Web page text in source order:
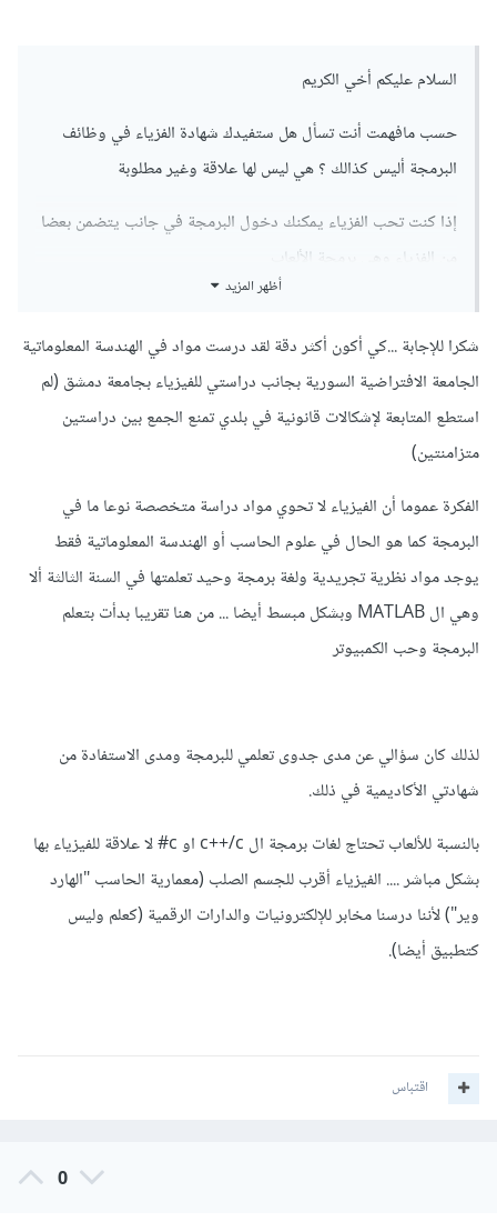
بالتوفيق،،،
السلام عليكم أخي الكريم
حسب مافهمت أنت تسأل هل ستفيدك شهادة الفزياء في وظائف
البرمجة أليس كذالك ؟ هي ليس لها علاقة وغير مطلوبة
إذا كنت تحب الفزياء يمكنك دخول البرمجة في جانب يتضمن بعضا
من الفزياء وهي برمجة الألعاب
أظهر المزيد
شكرا للإجابة ...كي أكون أكثر دقة لقد درست مواد في الهندسة المعلوماتية
الجامعة الافتراضية السورية بجانب دراستي للفيزياء بجامعة دمشق (لم
استطع المتابعة لإشكالات قانونية في بلدي تمنع الجمع بين دراستين
متزامنتين)
الفكرة عموما أن الفيزياء لا تحوي مواد دراسة متخصصة نوعا ما في
البرمجة كما هو الحال في علوم الحاسب أو الهندسة المعلوماتية فقط
يوجد مواد نظرية تجريدية ولغة برمجة وحيد تعلمتها في السنة الثالثة ألا
وهي ال MATLAB وبشكل مبسط أيضا ... من هنا تقريبا بدأت بتعلم
البرمجة وحب الكمبيوتر
لذلك كان سؤالي عن مدى جدوى تعلمي للبرمجة ومدى الاستفادة من
شهادتي الأكاديمية في ذلك.
بالنسبة للألعاب تحتاج لغات برمجة ال c++/c او c# لا علاقة للفيزياء بها
بشكل مباشر .... الفيزياء أقرب للجسم الصلب (معمارية الحاسب "الهارد
وير") لأننا درسنا مخابر للإلكترونيات والدارات الرقمية (كعلم وليس
كتطبيق أيضا).
اقتباس
0